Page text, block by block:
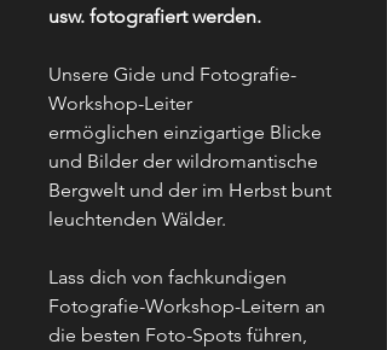
usw. fotografiert werden.
Unsere Gide und Fotografie-
Workshop-Leiter
ermöglichen einzigartige Blicke
und Bilder der wildromantische
Bergwelt und der im Herbst bunt
leuchtenden Wälder.
Lass dich von fachkundigen
Fotografie-Workshop-Leitern an
die besten Foto-Spots führen,